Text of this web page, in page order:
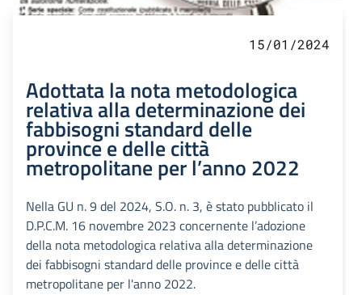
15/01/2024
Adottata la nota metodologica
relativa alla determinazione dei
fabbisogni standard delle
province e delle città
metropolitane per l’anno 2022
Nella GU n. 9 del 2024, S.O. n. 3, è stato pubblicato il
D.P.C.M. 16 novembre 2023 concernente l’adozione
della nota metodologica relativa alla determinazione
dei fabbisogni standard delle province e delle città
metropolitane per l'anno 2022.